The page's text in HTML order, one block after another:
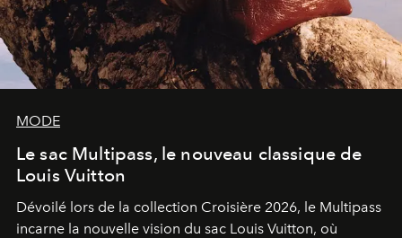
MODE
Le sac Multipass, le nouveau classique de
Louis Vuitton
Dévoilé lors de la collection Croisière 2026, le Multipass
incarne la nouvelle vision du sac Louis Vuitton, où